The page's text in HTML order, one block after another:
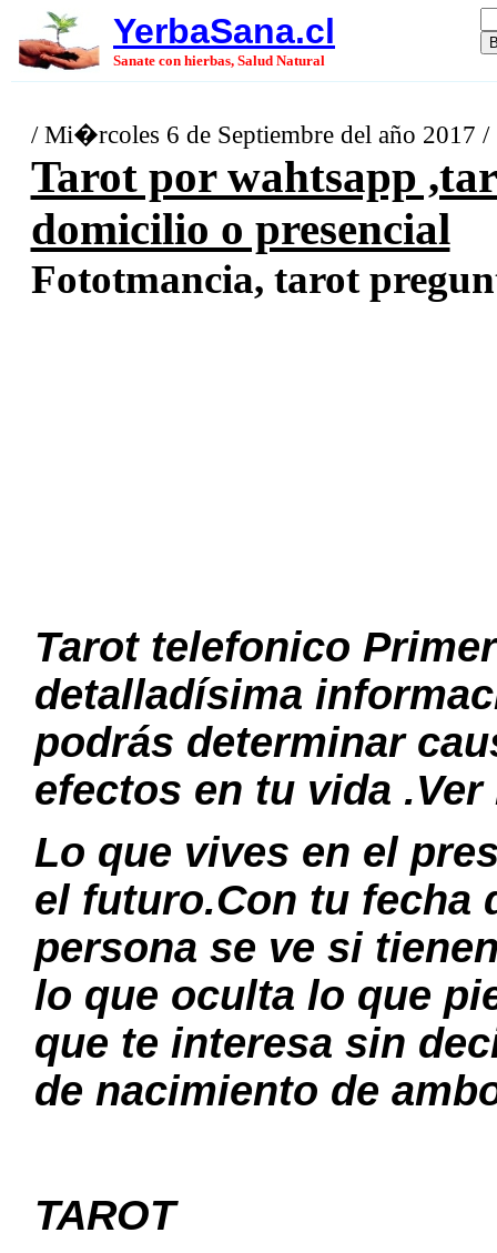
YerbaSana.cl
Sanate con hierbas, Salud Natural
/ Mi�rcoles 6 de Septiembre del año 2017 /
Tarot por wahtsapp
domicilio o presencial
Fototmancia, tarot
Tarot telefonico
detalladísima
podrás determinar
efectos en tu vida
Lo que vives en el
el futuro.Con tu fecha
persona se ve si
lo que oculta lo que
que te interesa sin
de nacimiento de
TAROT